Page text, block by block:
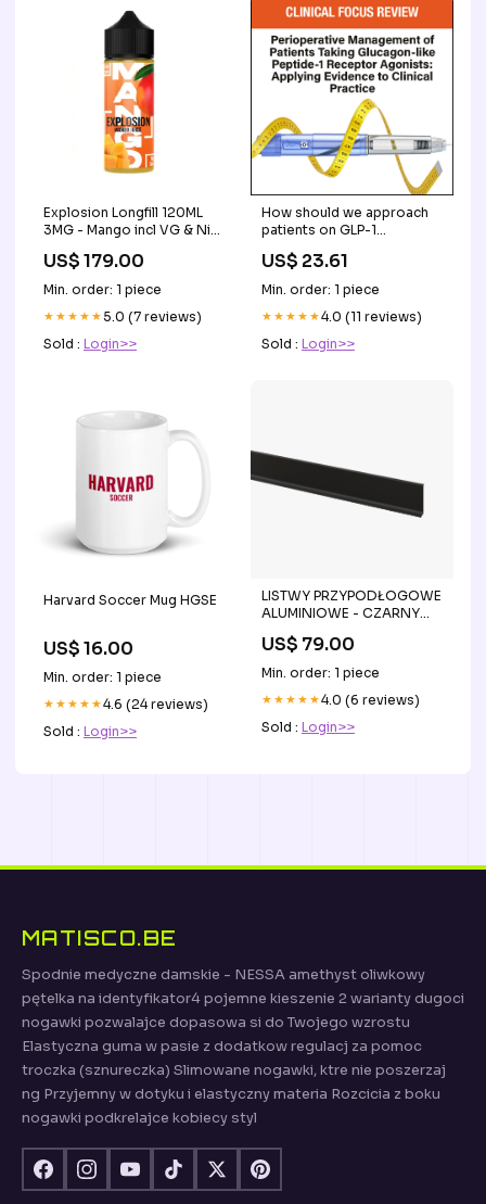
Explosion Longfill 120ML
3MG - Mango incl VG & Nic
US$ 179.00
Min. order: 1 piece
★★★★★5.0 (7 reviews)
Sold : Login>>
How should we approach
patients on GLP-1
excellent editorial from Dr.
Girish Joshi, "Clarifying the
Guidelines and Decoding
the Enigma: Strategies for
Patients on Glucagon-Like
US$ 23.61
Min. order: 1 piece
★★★★★4.0 (11 reviews)
Sold : Login>>
Harvard Soccer Mug HGSE
US$ 16.00
Min. order: 1 piece
★★★★★4.6 (24 reviews)
Sold : Login>>
LISTWY PRZYPODŁOGOWE
ALUMINIOWE - CZARNY
naścienne
US$ 79.00
Min. order: 1 piece
★★★★★4.0 (6 reviews)
Sold : Login>>
MATISCO.BE
Spodnie medyczne damskie - NESSA amethyst oliwkowy
pętelka na identyfikator4 pojemne kieszenie 2 warianty dugoci
nogawki pozwalajce dopasowa si do Twojego wzrostu
Elastyczna guma w pasie z dodatkow regulacj za pomoc
troczka (sznureczka) Slimowane nogawki, ktre nie poszerzaj
ng Przyjemny w dotyku i elastyczny materia Rozcicia z boku
nogawki podkrelajce kobiecy styl